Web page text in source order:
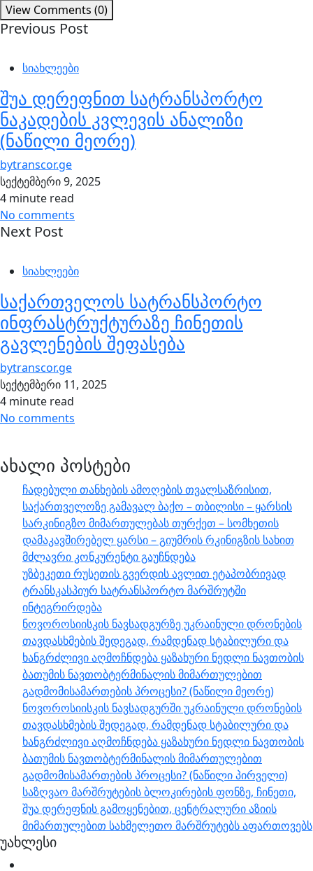
View Comments (0)
Previous Post
სიახლეები
შუა დერეფნით სატრანსპორტო
ნაკადების კვლევის ანალიზი
(ნაწილი მეორე)
bytranscor.ge
სექტემბერი 9, 2025
4 minute read
No comments
Next Post
სიახლეები
საქართველოს სატრანსპორტო
ინფრასტრუქტურაზე ჩინეთის
გავლენების შეფასება
bytranscor.ge
სექტემბერი 11, 2025
4 minute read
No comments
ახალი პოსტები
ჩადებული თანხების ამოღების თვალსაზრისით,
საქართველოზე გამავალ ბაქო – თბილისი – ყარსის
სარკინიგზო მიმართულებას თურქეთ – სომხეთის
დამაკავშირებელ ყარსი – გიუმრის რკინიგზის სახით
მძლავრი კონკურენტი გაუჩნდება
უზბეკეთი რუსეთის გვერდის ავლით ეტაპობრივად
ტრანსკასპიურ სატრანსპორტო მარშრუტში
ინტეგრირდება
ნოვოროსიისკის ნავსადგურზე უკრაინული დრონების
თავდასხმების შედეგად, რამდენად სტაბილური და
ხანგრძლივი აღმოჩნდება ყაზახური ნედლი ნავთობის
ბათუმის ნავთობტერმინალის მიმართულებით
გადმომისამართების პროცესი? (ნაწილი მეორე)
ნოვოროსიისკის ნავსადგურში უკრაინული დრონების
თავდასხმების შედეგად, რამდენად სტაბილური და
ხანგრძლივი აღმოჩნდება ყაზახური ნედლი ნავთობის
ბათუმის ნავთობტერმინალის მიმართულებით
გადმომისამართების პროცესი? (ნაწილი პირველი)
საზღვაო მარშრუტების ბლოკირების ფონზე, ჩინეთი,
შუა დერეფნის გამოყენებით, ცენტრალური აზიის
მიმართულებით სახმელეთო მარშრუტებს აფართოვებს
უახლესი